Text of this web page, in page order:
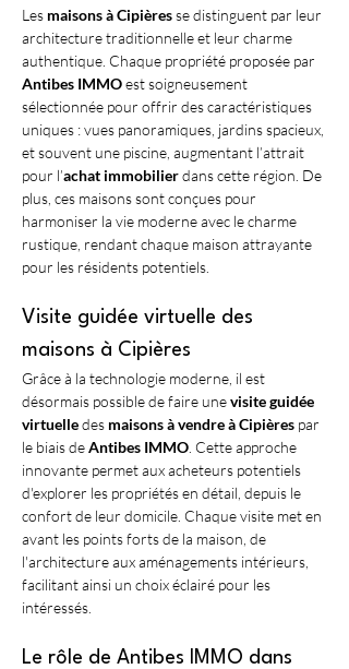
Les maisons à Cipières se distinguent par leur
architecture traditionnelle et leur charme
authentique. Chaque propriété proposée par
Antibes IMMO est soigneusement
sélectionnée pour offrir des caractéristiques
uniques : vues panoramiques, jardins spacieux,
et souvent une piscine, augmentant l’attrait
pour l’achat immobilier dans cette région. De
plus, ces maisons sont conçues pour
harmoniser la vie moderne avec le charme
rustique, rendant chaque maison attrayante
pour les résidents potentiels.
Visite guidée virtuelle des
maisons à Cipières
Grâce à la technologie moderne, il est
désormais possible de faire une visite guidée
virtuelle des maisons à vendre à Cipières par
le biais de Antibes IMMO . Cette approche
innovante permet aux acheteurs potentiels
d'explorer les propriétés en détail, depuis le
confort de leur domicile. Chaque visite met en
avant les points forts de la maison, de
l'architecture aux aménagements intérieurs,
facilitant ainsi un choix éclairé pour les
intéressés.
Le rôle de Antibes IMMO dans